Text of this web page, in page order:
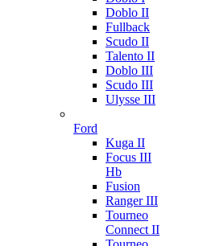
Doblo II
Fullback
Scudo II
Talento II
Doblo III
Scudo III
Ulysse III
Ford
Kuga II
Focus III
Hb
Fusion
Ranger III
Tourneo
Connect II